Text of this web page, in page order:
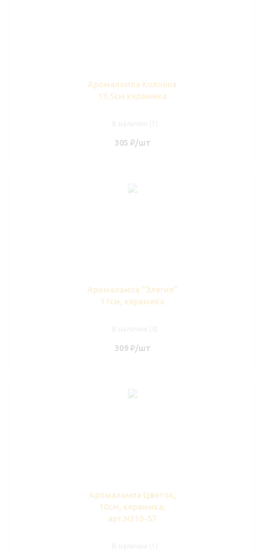
Аромалампа Колонна
13,5см керамика
305 ₽/шт
Аромалампа "Элегия"
11см, керамика
309₽/шт
Аромалампа Цветок,
10см, керамика,
арт.N310-57